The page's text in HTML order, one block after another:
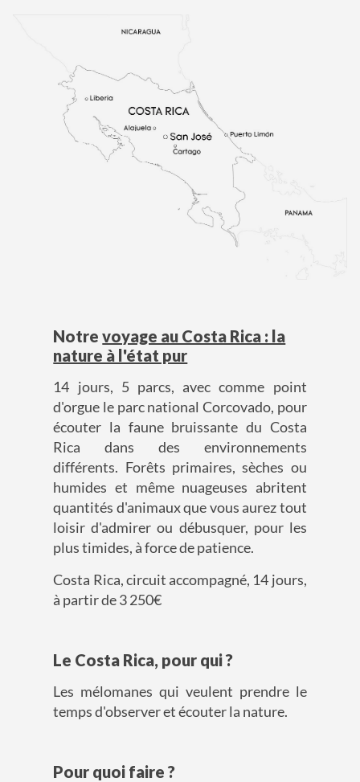
Notrevoyage au Costa Rica : la
nature à l'état pur
14 jours, 5 parcs, avec comme point
d'orgue le parc national Corcovado, pour
écouter la faune bruissante du Costa
Rica dans des environnements
différents. Forêts primaires, sèches ou
humides et même nuageuses abritent
quantités d'animaux que vous aurez tout
loisir d'admirer ou débusquer, pour les
plus timides, à force de patience.
Costa Rica, circuit accompagné, 14 jours,
à partir de 3 250€
Le Costa Rica, pour qui ?
Les mélomanes qui veulent prendre le
temps d'observer et écouter la nature.
Pour quoi faire ?